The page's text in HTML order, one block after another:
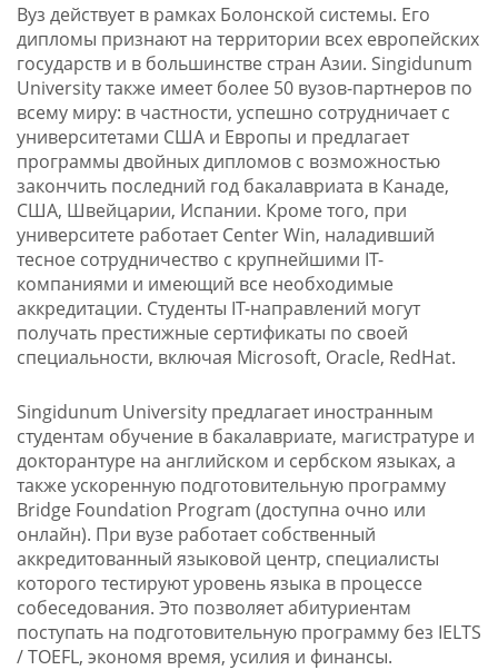
Вуз действует в рамках Болонской системы. Его
дипломы признают на территории всех европейских
государств и в большинстве стран Азии. Singidunum
University также имеет более 50 вузов-партнеров по
всему миру: в частности, успешно сотрудничает с
университетами США и Европы и предлагает
программы двойных дипломов с возможностью
закончить последний год бакалавриата в Канаде,
США, Швейцарии, Испании. Кроме того, при
университете работает Center Win, наладивший
тесное сотрудничество с крупнейшими IT-
компаниями и имеющий все необходимые
аккредитации. Студенты IT-направлений могут
получать престижные сертификаты по своей
специальности, включая Microsoft, Oracle, RedHat.
Singidunum University предлагает иностранным
студентам обучение в бакалавриате, магистратуре и
докторантуре на английском и сербском языках, а
также ускоренную подготовительную программу
Bridge Foundation Program (доступна очно или
онлайн). При вузе работает собственный
аккредитованный языковой центр, специалисты
которого тестируют уровень языка в процессе
собеседования. Это позволяет абитуриентам
поступать на подготовительную программу без IELTS
/ TOEFL, экономя время, усилия и финансы.